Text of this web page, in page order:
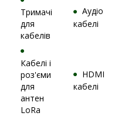
Тримачі
для
кабелів
Аудіо
кабелі
Кабелі і
роз'єми
для
антен
LoRa
HDMI
кабелі